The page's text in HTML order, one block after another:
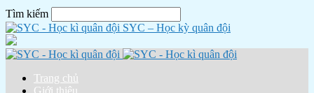
Tìm kiếm
SYC – Học kỳ quân đội
Trang chủ
Giới thiệu